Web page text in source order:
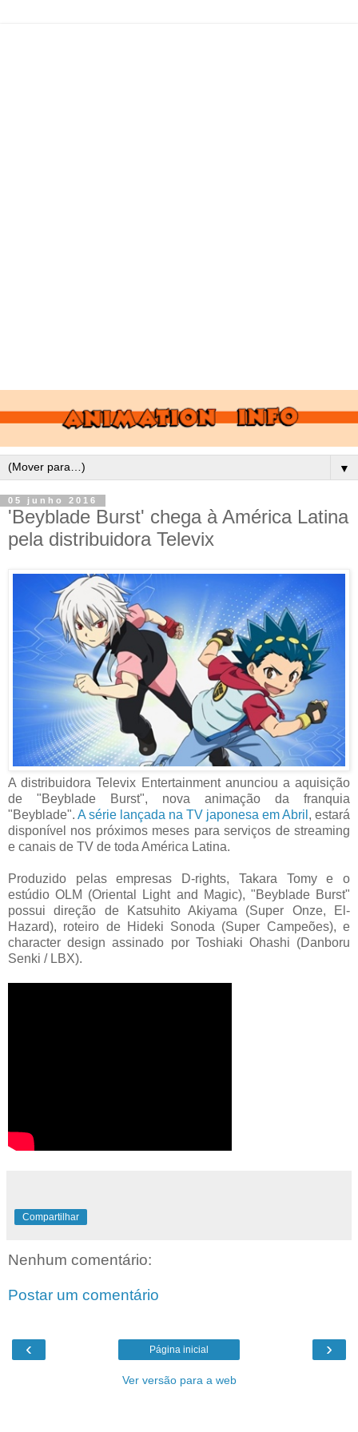
▼
05 junho 2016
'Beyblade Burst' chega à América Latina
pela distribuidora Televix
A distribuidora Televix Entertainment anunciou a aquisição
de "Beyblade Burst", nova animação da franquia
"Beyblade". A série lançada na TV japonesa em Abril , estará
disponível nos próximos meses para serviços de streaming
e canais de TV de toda América Latina.
Produzido pelas empresas D-rights, Takara Tomy e o
estúdio OLM (Oriental Light and Magic), "Beyblade Burst"
possui direção de Katsuhito Akiyama (Super Onze, El-
Hazard), roteiro de Hideki Sonoda (Super Campeões), e
character design assinado por Toshiaki Ohashi (Danboru
Senki / LBX).
Compartilhar
Nenhum comentário:
Postar um comentário
‹ ›
Página inicial
Ver versão para a web